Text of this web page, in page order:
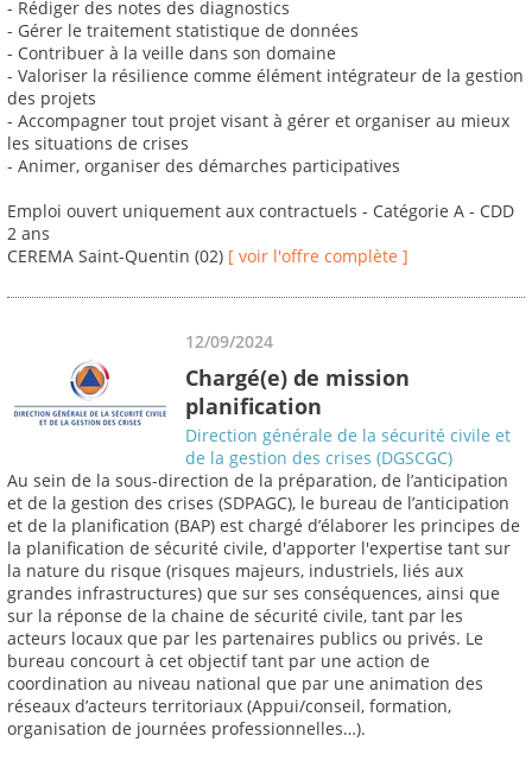
- Rédiger des notes des diagnostics
- Gérer le traitement statistique de données
- Contribuer à la veille dans son domaine
- Valoriser la résilience comme élément intégrateur de la gestion
des projets
- Accompagner tout projet visant à gérer et organiser au mieux
les situations de crises
- Animer, organiser des démarches participatives
Emploi ouvert uniquement aux contractuels - Catégorie A - CDD
2 ans
CEREMA Saint-Quentin (02) [ voir l'offre complète ]
12/09/2024
Chargé(e) de mission
planification
Direction générale de la sécurité civile et
de la gestion des crises (DGSCGC)
Au sein de la sous-direction de la préparation, de l’anticipation
et de la gestion des crises (SDPAGC), le bureau de l’anticipation
et de la planification (BAP) est chargé d’élaborer les principes de
la planification de sécurité civile, d'apporter l'expertise tant sur
la nature du risque (risques majeurs, industriels, liés aux
grandes infrastructures) que sur ses conséquences, ainsi que
sur la réponse de la chaine de sécurité civile, tant par les
acteurs locaux que par les partenaires publics ou privés. Le
bureau concourt à cet objectif tant par une action de
coordination au niveau national que par une animation des
réseaux d’acteurs territoriaux (Appui/conseil, formation,
organisation de journées professionnelles…).